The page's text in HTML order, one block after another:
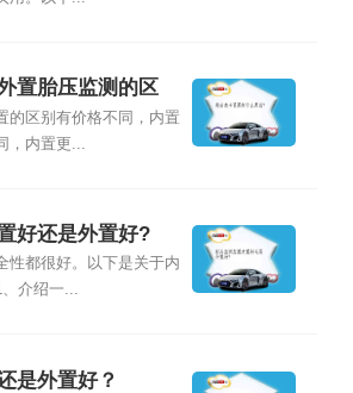
置胎压监测的区
的区别有价格不同，内置
，内置更...
好还是外置好?
性都很好。以下是关于内
介绍一...
是外置好？